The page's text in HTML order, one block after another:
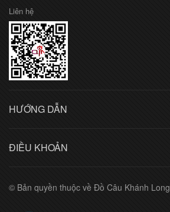
Liên hệ
HƯỚNG DẪN
ĐIỀU KHOẢN
© Bản quyền thuộc về Đồ Câu Khánh Long